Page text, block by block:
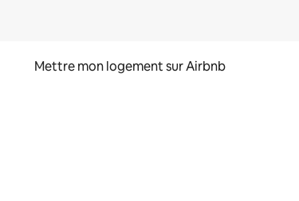
Mettre mon logement sur Airbnb